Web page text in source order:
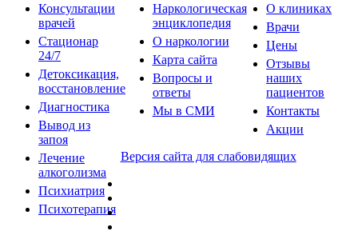
Консультации
врачей
Стационар
24/7
Детоксикация,
восстановление
Диагностика
Вывод из
запоя
Лечение
алкоголизма
Психиатрия
Психотерапия
Наркологическая
энциклопедия
О наркологии
Карта сайта
Вопросы и
ответы
Мы в СМИ
О клиниках
Врачи
Цены
Отзывы
наших
пациентов
Контакты
Акции
Версия сайта для слабовидящих